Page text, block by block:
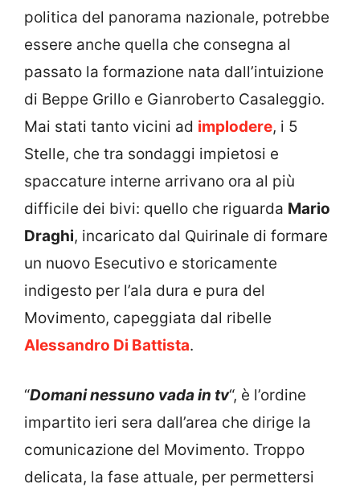
politica del panorama nazionale, potrebbe
essere anche quella che consegna al
passato la formazione nata dall’intuizione
di Beppe Grillo e Gianroberto Casaleggio.
Mai stati tanto vicini ad implodere, i 5
Stelle, che tra sondaggi impietosi e
spaccature interne arrivano ora al più
difficile dei bivi: quello che riguarda Mario
Draghi, incaricato dal Quirinale di formare
un nuovo Esecutivo e storicamente
indigesto per l’ala dura e pura del
Movimento, capeggiata dal ribelle
Alessandro Di Battista.
“Domani nessuno vada in tv“, è l’ordine
impartito ieri sera dall’area che dirige la
comunicazione del Movimento. Troppo
delicata, la fase attuale, per permettersi